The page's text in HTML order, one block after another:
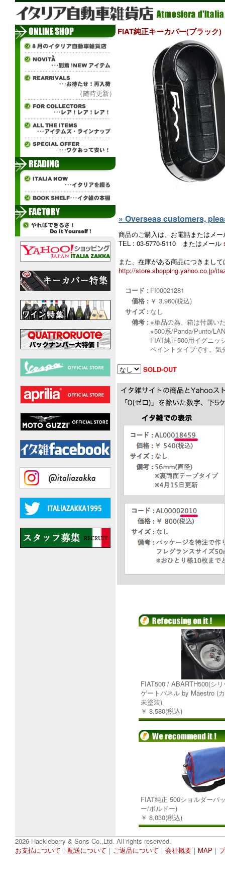
（随時更新）
FIAT純正キーカバー(ブラック)
» Overseas customers,
商品のご購入は、お電話またはメ
TEL : 03-5770-5110 またはメール
また、在庫がある商品につきまし
http://store.shopping.yahoo.co.jp/
コード : FI00021281
価格 : ￥ 3,960(税込)
サイズ : なし
備考 : ※単品の為、箱は付属い
※500系/Panda/Punto/
FIAT純正500用イグニッ
ペイントタイプです。
SOLD-OUT
FIAT500 / ABARTH500(シ
ゲートパネル by Maestro (
未塗装)
￥ 8,580(税込)
FIAT純正 500ショルダーバ
ー/ボルドー)
￥ 8,030(税込)
2026 Hackleberry & Sons Co.,Ltd. All rights reserved.
お支払について ｜ 配送について ｜ ご返品について ｜ 会社概要 ｜ MAP ｜